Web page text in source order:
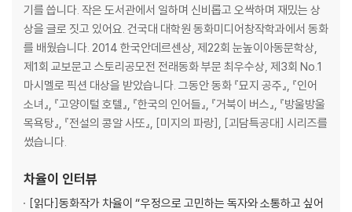
기를 씁니다. 작은 도서관에서 일하며 신비롭고 오싹하며 재밌는 상
상을 글로 짓고 있어요. 건국대 대학원 동화미디어창작학과에서 동화
를 배웠습니다. 2014 한국안데르센상, 제22회 눈높이아동문학상,
제1회 교보문고 스토리공모전 전래동화 부문 최우수상, 제3회 No.1
마시멜로 픽션 대상을 받았습니다. 그동안 동화 『묘지 공주』, 『인어
소녀』, 『고양이털 호텔』, 『한국의 인어들』, 『거북이 버스』, 『방울방울
목욕탕』, 『전설의 콩알 사또』, [미지의 파랑], [괴담특공대] 시리즈를
썼습니다.
차율이 인터뷰
[읽다]동화작가 차율이 “우정으로 고민하는 독자와 소통하고 싶어